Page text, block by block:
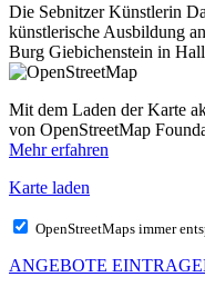
Die Sebnitzer Künstlerin
künstlerische Ausbildung
Burg Giebichenstein in
Mit dem Laden der Karte
von OpenStreetMap
Mehr erfahren
Karte laden
OpenStreetMaps immer
ANGEBOTE